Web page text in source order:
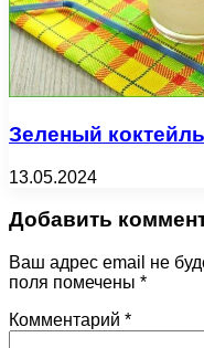
Зеленый
13.05.2024
Добавить
Ваш адрес email не
поля помечены *
Комментарий *